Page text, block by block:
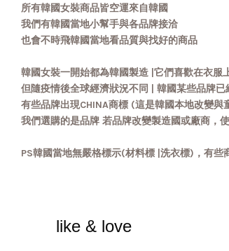
所有韓國女裝商品皆空運來自韓國
我們有韓國當地小幫手與各品牌接洽
也會不時飛韓國當地看品質與找好的商品
韓國女裝一開始都為韓國製造 |它們喜歡在衣服
但隨疫情後全球經濟狀況不同 | 韓國某些品牌已
有些品牌出現CHINA商標 (這是韓國本地改變與
我們選購的是品牌 若品牌改變製造國或廠商，
PS韓國當地無嚴格標示(材料標 |洗衣標)，有些
like & love